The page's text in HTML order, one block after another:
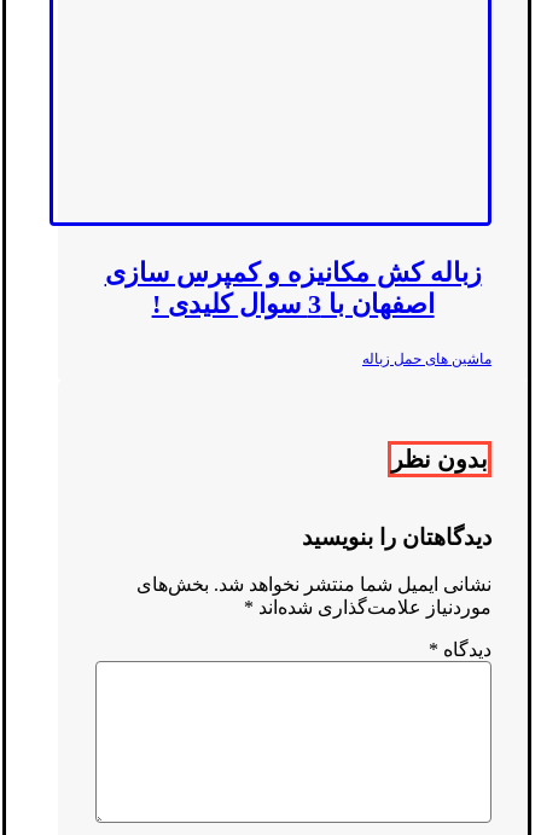
زباله کش مکانیزه و کمپرس سازی
اصفهان با 3 سوال کلیدی !
ماشین های حمل زباله
بدون نظر
دیدگاهتان را بنویسید
نشانی ایمیل شما منتشر نخواهد شد. بخش‌های
موردنیاز علامت‌گذاری شده‌اند *
دیدگاه *